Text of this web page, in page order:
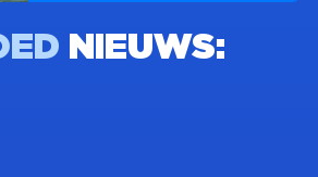
NIEUWS: